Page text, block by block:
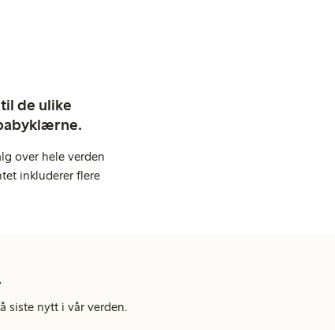
de ulike
over hele verden
inkluderer flere
siste nytt i vår verden.